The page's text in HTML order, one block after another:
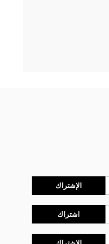
الإشتراك
اشتراك